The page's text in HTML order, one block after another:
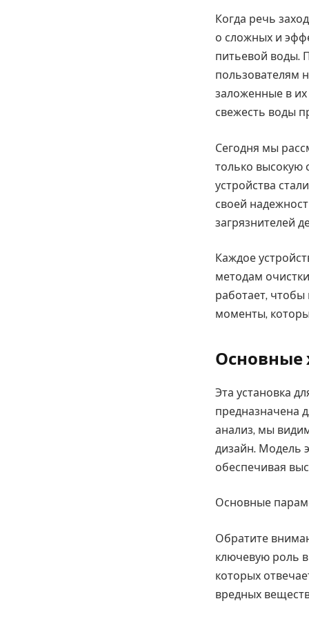
Когда речь
о сложных и
питьевой воды.
пользователям
заложенные в их
свежесть воды
Сегодня мы
только высокую
устройства
своей
загрязнителей
Каждое
методам
работает,
моменты,
Основные
Эта установка
предназначена
анализ, мы
дизайн. Модель
обеспечивая
Основные
Обратите
ключевую роль в
которых
вредных